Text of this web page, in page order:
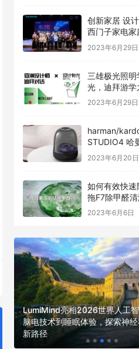
创新家居 设
西门子家电家
设计大赛圆满
2023年6月29日
三雄极光照
光，迪拜游学
程
2023年6月29日
harman/
STUDIO4 哈
琉璃四代全新
2023年6月20日
如何有效快速
拖F7除甲醛
过程看得见
2023年6月6日
LumiMind亮相2026世界人工
脑电技术到睡眠体验，探索神
新路径